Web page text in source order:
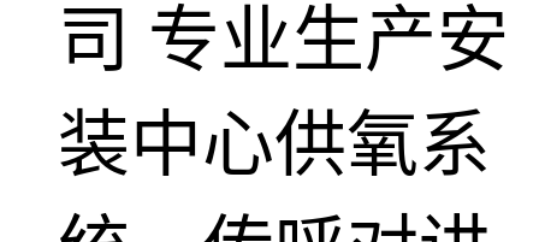
司 专业生产安
装中心供氧系